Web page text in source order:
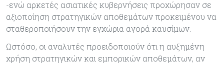
-ενώ αρκετές ασιατικές κυβερνήσεις προχώρησαν σε
αξιοποίηση στρατηγικών αποθεμάτων προκειμένου να
σταθεροποιήσουν την εγχώρια αγορά καυσίμων.
Ωστόσο, οι αναλυτές προειδοποιούν ότι η αυξημένη
χρήση στρατηγικών και εμπορικών αποθεμάτων, αν